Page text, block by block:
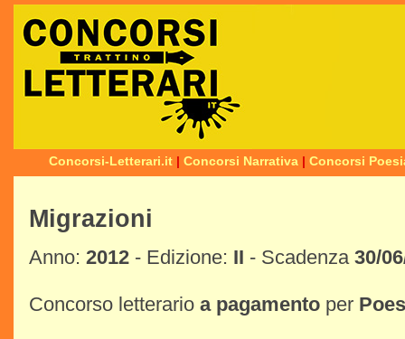
Concorsi-Letterari.it | Concorsi Narrativa | Concorsi
Migrazioni
Anno: 2012 - Edizione: II - Scadenza 30/
Concorso letterario a pagamento per